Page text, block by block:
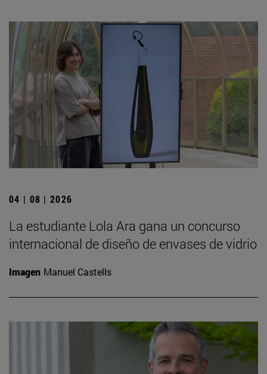
04 | 08 | 2026
La estudiante Lola Ara gana un concurso
internacional de diseño de envases de vidrio
Imagen Manuel Castells